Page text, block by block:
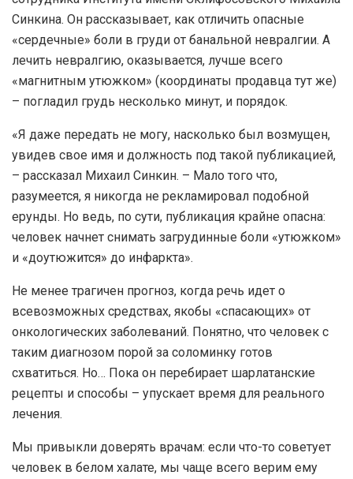
Синкина. Он рассказывает, как отличить опасные
«сердечные» боли в груди от банальной невралгии. А
лечить невралгию, оказывается, лучше всего
«магнитным утюжком» (координаты продавца тут же)
– погладил грудь несколько минут, и порядок.
«Я даже передать не могу, насколько был возмущен,
увидев свое имя и должность под такой публикацией,
– рассказал Михаил Синкин. – Мало того что,
разумеется, я никогда не рекламировал подобной
ерунды. Но ведь, по сути, публикация крайне опасна:
человек начнет снимать загрудинные боли «утюжком»
и «доутюжится» до инфаркта».
Не менее трагичен прогноз, когда речь идет о
всевозможных средствах, якобы «спасающих» от
онкологических заболеваний. Понятно, что человек с
таким диагнозом порой за соломинку готов
схватиться. Но… Пока он перебирает шарлатанские
рецепты и способы – упускает время для реального
лечения.
Мы привыкли доверять врачам: если что-то советует
человек в белом халате, мы чаще всего верим ему